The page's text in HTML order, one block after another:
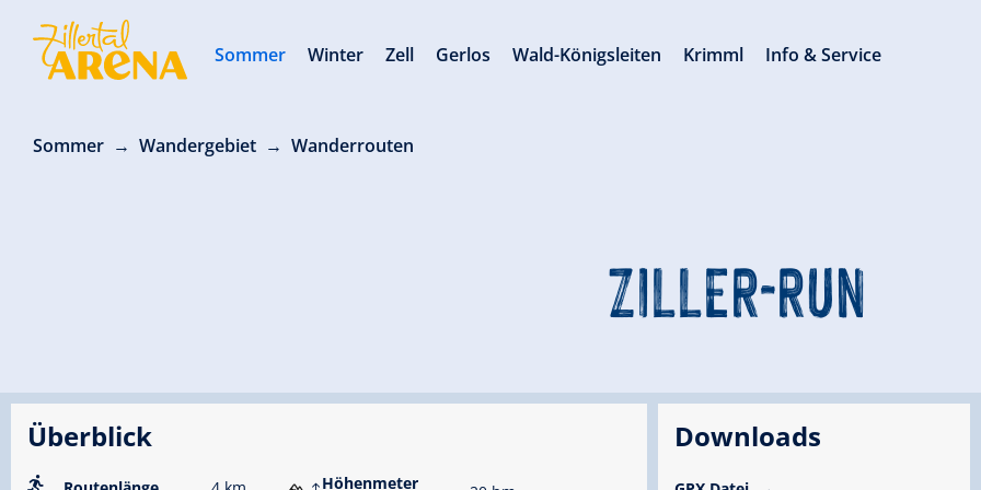
Sommer Wandergebiet Wanderrouten
ZILLER-RUN
Überblick
Höhenmeter
Downloads
Sommer Winter Zell Gerlos Wald-Königsleiten Krimml Info & Service